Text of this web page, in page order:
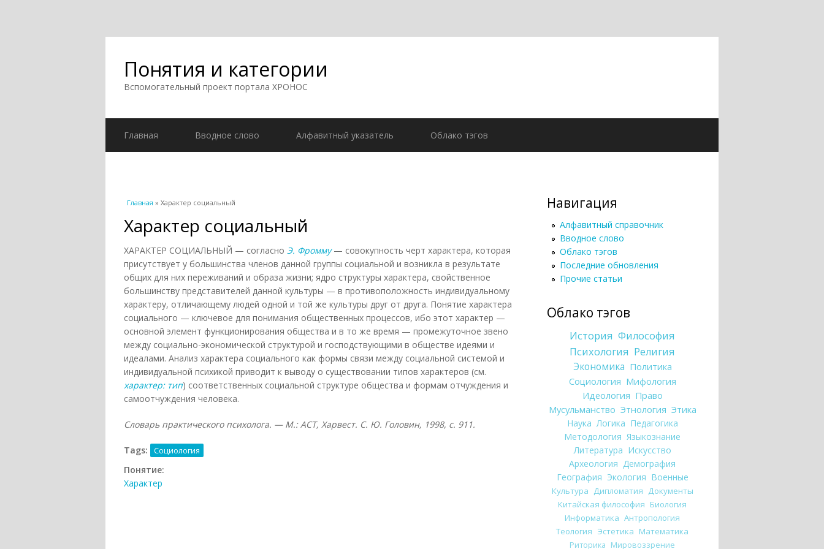
Понятия и категории
Вспомогательный проект портала ХРОНОС
Главная Вводное слово Алфавитный указатель Облако тэгов
Вы здесь
Главная » Характер социальный
Характер социальный
ХАРАКТЕР СОЦИАЛЬНЫЙ — согласно Э. Фромму— совокупность черт характера, которая
присутствует у большинства членов данной группы социальной и возникла в результате
общих для них переживаний и образа жизни; ядро структуры характера, свойственное
большинству представителей данной культуры — в противоположность индивидуальному
характеру, отличающему людей одной и той же культуры друг от друга. Понятие характера
социального — ключевое для понимания общественных процессов, ибо этот характер —
основной элемент функционирования общества и в то же время — промежуточное звено
между социально-экономической структурой и господствующими в обществе идеями и
идеалами. Анализ характера социального как формы связи между социальной системой и
индивидуальной психикой приводит к выводу о существовании типов характеров (см.
характер: тип) соответственных социальной структуре общества и формам отчуждения и
самоотчуждения человека.
Словарь практического психолога. — М.: АСТ, Харвест. С. Ю. Головин, 1998, с. 911.
Tags: Социология
Понятие:
Характер
Навигация
Алфавитный справочник
Вводное слово
Облако тэгов
Последние обновления
Прочие статьи
Облако тэгов
История Философия
Психология Религия
Экономика Политика
Социология Мифология
Идеология Право
Мусульманство Этнология Этика
Наука Логика Педагогика
Методология Языкознание
Литература Искусство
Археология Демография
География Экология Военные
Культура Дипломатия Документы
Китайская философия Биология
Информатика Антропология
Теология Эстетика Математика
Риторика Мировоззрение